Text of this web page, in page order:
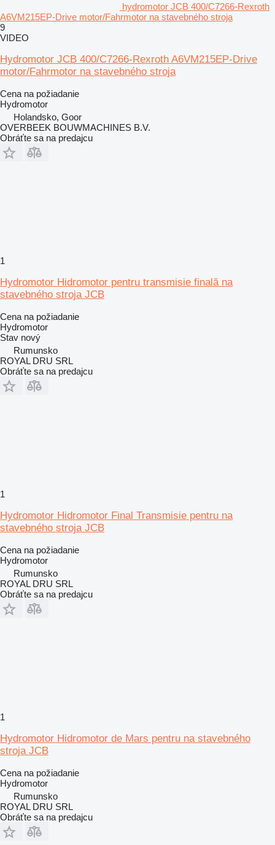
hydromotor JCB 400/C7266-Rexroth
A6VM215EP-Drive motor/Fahrmotor na stavebného stroja
9
VIDEO
Hydromotor JCB 400/C7266-Rexroth A6VM215EP-Drive
motor/Fahrmotor na stavebného stroja
Cena na požiadanie
Hydromotor
Holandsko, Goor
OVERBEEK BOUWMACHINES B.V.
Obráťte sa na predajcu
1
Hydromotor Hidromotor pentru transmisie finală na
stavebného stroja JCB
Cena na požiadanie
Hydromotor
Stav nový
Rumunsko
ROYAL DRU SRL
Obráťte sa na predajcu
1
Hydromotor Hidromotor Final Transmisie pentru na
stavebného stroja JCB
Cena na požiadanie
Hydromotor
Rumunsko
ROYAL DRU SRL
Obráťte sa na predajcu
1
Hydromotor Hidromotor de Mars pentru na stavebného
stroja JCB
Cena na požiadanie
Hydromotor
Rumunsko
ROYAL DRU SRL
Obráťte sa na predajcu